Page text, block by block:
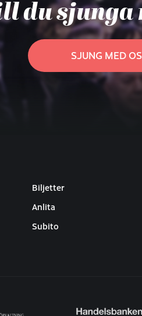
du sjunga
SJUNG MED
Biljetter
Anlita
Subito